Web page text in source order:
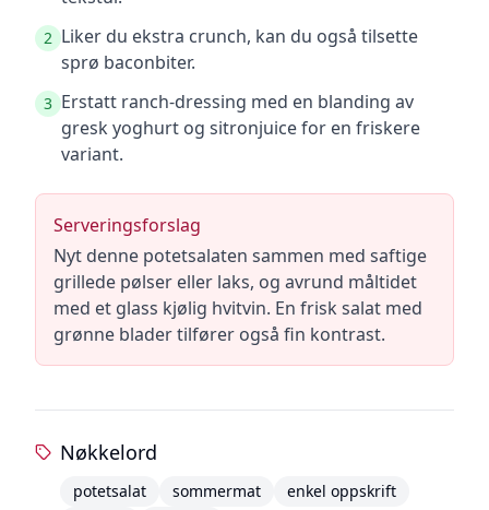
2 Liker du ekstra crunch, kan du også tilsette
sprø baconbiter.
3 Erstatt ranch-dressing med en blanding av
gresk yoghurt og sitronjuice for en friskere
variant.
Serveringsforslag
Nyt denne potetsalaten sammen med saftige
grillede pølser eller laks, og avrund måltidet
med et glass kjølig hvitvin. En frisk salat med
grønne blader tilfører også fin kontrast.
Nøkkelord
potetsalat sommermat
enkel oppskrift